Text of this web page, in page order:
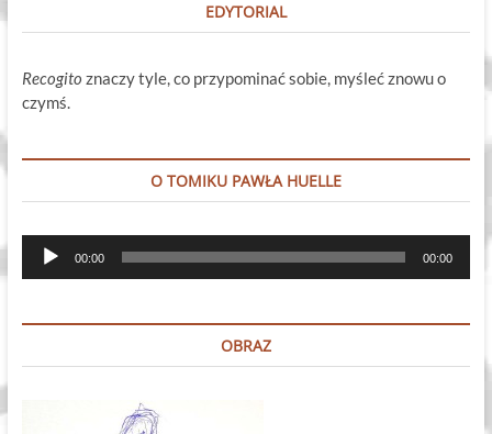
EDYTORIAL
Recogito znaczy tyle, co przypominać sobie, myśleć znowu o
czymś.
O TOMIKU PAWŁA HUELLE
Odtwarzacz
plików
00:00 00:00
OBRAZ